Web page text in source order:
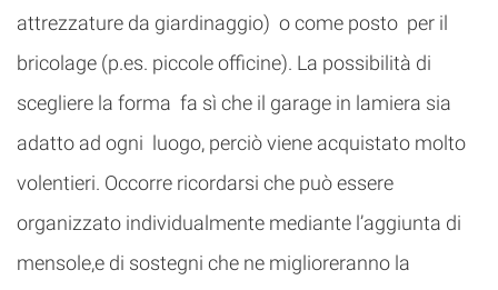
attrezzature da giardinaggio) o come posto per il
bricolage (p.es. piccole officine). La possibilità di
scegliere la forma fa sì che il garage in lamiera sia
adatto ad ogni luogo, perciò viene acquistato molto
volentieri. Occorre ricordarsi che può essere
organizzato individualmente mediante l’aggiunta di
mensole,e di sostegni che ne miglioreranno la